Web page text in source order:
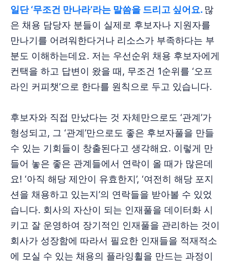
일단 ‘무조건 만나라’라는 말씀을 드리고 싶어요. 많
은 채용 담당자 분들이 실제로 후보자나 지원자를
만나기를 어려워한다거나 리소스가 부족하다는 부
분도 이해하는데요. 저는 우선순위 채용 후보자에게
컨택을 하고 답변이 왔을 때, 무조건 1순위를 ‘오프
라인 커피챗’으로 한다를 원칙으로 두고 있습니다.
후보자와 직접 만났다는 것 자체만으로도 ‘관계’가
형성되고, 그 ‘관계’만으로도 좋은 후보자풀을 만들
수 있는 기회들이 창출된다고 생각해요. 이렇게 만
들어 놓은 좋은 관계들에서 연락이 올 때가 많은데
요! ‘아직 해당 제안이 유효한지’, ‘여전히 해당 포지
션을 채용하고 있는지’의 연락들을 받아볼 수 있었
습니다. 회사의 자산이 되는 인재풀을 데이터화 시
키고 잘 운영하여 장기적인 인재풀을 관리하는 것이
회사가 성장함에 따라서 필요한 인재들을 적재적소
에 모실 수 있는 채용의 플라잉휠을 만드는 과정이